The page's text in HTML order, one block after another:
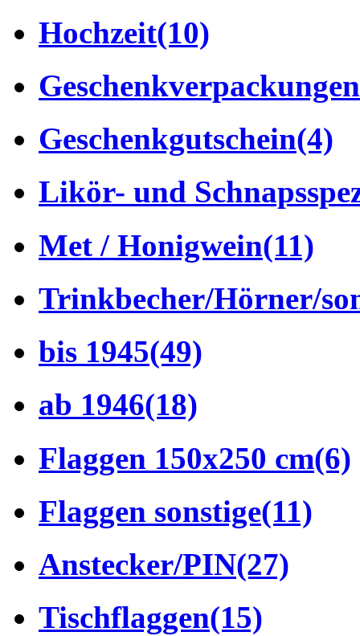
Hochzeit(10)
Geschenkverpackungen
Geschenkgutschein(4)
Likör- und
Met / Honigwein(11)
Trinkbecher/Hörner/
bis 1945(49)
ab 1946(18)
Flaggen 150x250 cm(6)
Flaggen sonstige(11)
Anstecker/PIN(27)
Tischflaggen(15)